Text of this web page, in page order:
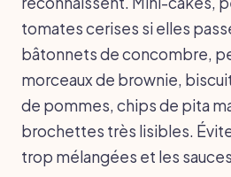
tomates cerises si elles
bâtonnets de concombre,
morceaux de brownie,
de pommes, chips de pita
brochettes très lisibles.
trop mélangées et les